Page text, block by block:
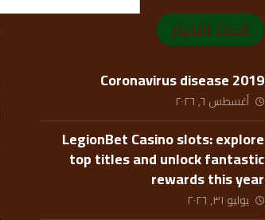
أحدث الأخبار
Coronavirus disease 2019
أغسطس ٦, ٢٠٢٦
LegionBet Casino slots: explore
top titles and unlock fantastic
rewards this year
يوليو ٣١, ٢٠٢٦